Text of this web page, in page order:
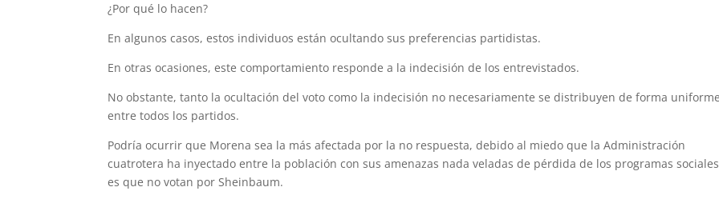
¿Por qué lo hacen?
En algunos casos, estos individuos están ocultando sus preferencias partidistas.
En otras ocasiones, este comportamiento responde a la indecisión de los entrevistados.
No obstante, tanto la ocultación del voto como la indecisión no necesariamente se distribuyen de forma
entre todos los partidos.
Podría ocurrir que Morena sea la más afectada por la no respuesta, debido al miedo que la Administración
cuatrotera ha inyectado entre la población con sus amenazas nada veladas de pérdida de los programas
es que no votan por Sheinbaum.